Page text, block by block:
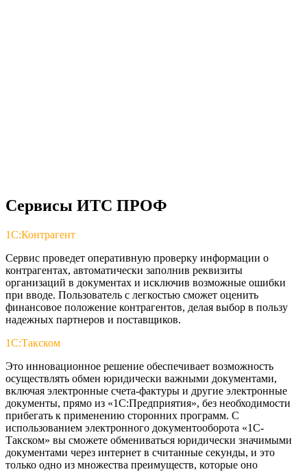
Сервисы ИТС ПРОФ
1С:Контрагент
Сервис проведет оперативную проверку информации о
контрагентах, автоматически заполнив реквизиты
организаций в документах и исключив возможные ошибки
при вводе. Пользователь с легкостью сможет оценить
финансовое положение контрагентов, делая выбор в пользу
надежных партнеров и поставщиков.
1С:Такском
Это инновационное решение обеспечивает возможность
осуществлять обмен юридически важными документами,
включая электронные счета-фактуры и другие электронные
документы, прямо из «1С:Предприятия», без необходимости
прибегать к применению сторонних программ. С
использованием электронного документооборота «1С-
Такском» вы сможете обмениваться юридически значимыми
документами через интернет в считанные секунды, и это
только одно из множества преимуществ, которые оно